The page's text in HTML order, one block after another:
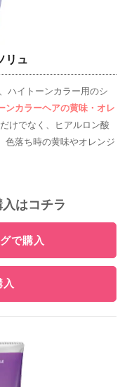
リュ
ハイトーンカラー用のシ
ンカラーヘアの黄味・オレ
けでなく、ヒアルロン酸
色落ち時の黄味やオレンジ
はコチラ
で購入
入